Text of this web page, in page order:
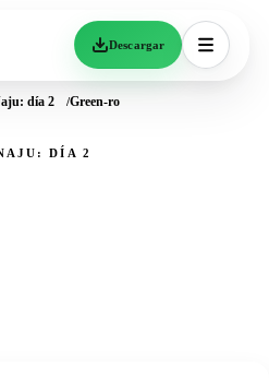
Descargar
día 2 Green-ro
DÍA 2